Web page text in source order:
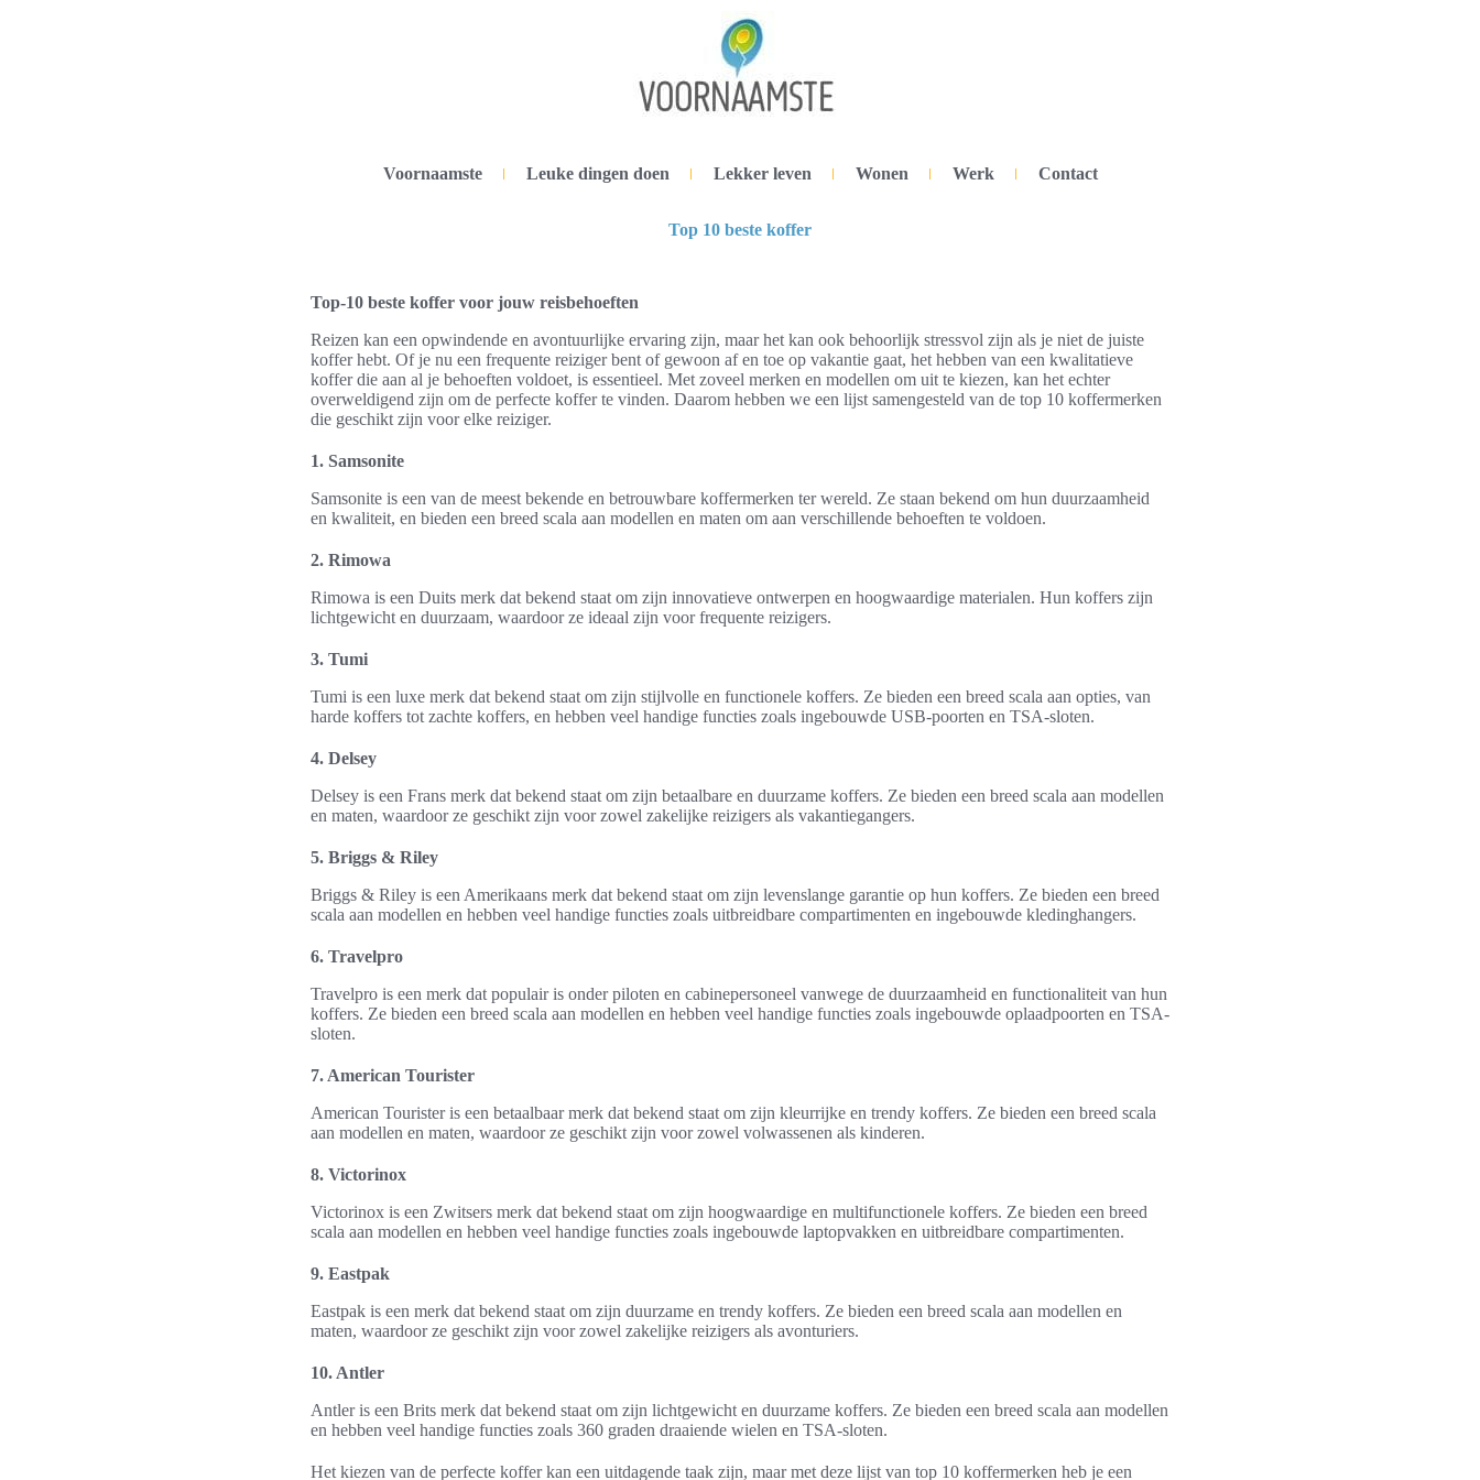
Voornaamste Leuke dingen doen Lekker leven Wonen Werk Contact
Top 10 beste koffer
Top-10 beste koffer voor jouw reisbehoeften
Reizen kan een opwindende en avontuurlijke ervaring zijn, maar het kan ook behoorlijk stressvol zijn als je niet de juiste
koffer hebt. Of je nu een frequente reiziger bent of gewoon af en toe op vakantie gaat, het hebben van een kwalitatieve
koffer die aan al je behoeften voldoet, is essentieel. Met zoveel merken en modellen om uit te kiezen, kan het echter
overweldigend zijn om de perfecte koffer te vinden. Daarom hebben we een lijst samengesteld van de top 10 koffermerken
die geschikt zijn voor elke reiziger.
1. Samsonite
Samsonite is een van de meest bekende en betrouwbare koffermerken ter wereld. Ze staan bekend om hun duurzaamheid
en kwaliteit, en bieden een breed scala aan modellen en maten om aan verschillende behoeften te voldoen.
2. Rimowa
Rimowa is een Duits merk dat bekend staat om zijn innovatieve ontwerpen en hoogwaardige materialen. Hun koffers zijn
lichtgewicht en duurzaam, waardoor ze ideaal zijn voor frequente reizigers.
3. Tumi
Tumi is een luxe merk dat bekend staat om zijn stijlvolle en functionele koffers. Ze bieden een breed scala aan opties, van
harde koffers tot zachte koffers, en hebben veel handige functies zoals ingebouwde USB-poorten en TSA-sloten.
4. Delsey
Delsey is een Frans merk dat bekend staat om zijn betaalbare en duurzame koffers. Ze bieden een breed scala aan modellen
en maten, waardoor ze geschikt zijn voor zowel zakelijke reizigers als vakantiegangers.
5. Briggs & Riley
Briggs & Riley is een Amerikaans merk dat bekend staat om zijn levenslange garantie op hun koffers. Ze bieden een breed
scala aan modellen en hebben veel handige functies zoals uitbreidbare compartimenten en ingebouwde kledinghangers.
6. Travelpro
Travelpro is een merk dat populair is onder piloten en cabinepersoneel vanwege de duurzaamheid en functionaliteit van hun
koffers. Ze bieden een breed scala aan modellen en hebben veel handige functies zoals ingebouwde oplaadpoorten en TSA-
sloten.
7. American Tourister
American Tourister is een betaalbaar merk dat bekend staat om zijn kleurrijke en trendy koffers. Ze bieden een breed scala
aan modellen en maten, waardoor ze geschikt zijn voor zowel volwassenen als kinderen.
8. Victorinox
Victorinox is een Zwitsers merk dat bekend staat om zijn hoogwaardige en multifunctionele koffers. Ze bieden een breed
scala aan modellen en hebben veel handige functies zoals ingebouwde laptopvakken en uitbreidbare compartimenten.
9. Eastpak
Eastpak is een merk dat bekend staat om zijn duurzame en trendy koffers. Ze bieden een breed scala aan modellen en
maten, waardoor ze geschikt zijn voor zowel zakelijke reizigers als avonturiers.
10. Antler
Antler is een Brits merk dat bekend staat om zijn lichtgewicht en duurzame koffers. Ze bieden een breed scala aan modellen
en hebben veel handige functies zoals 360 graden draaiende wielen en TSA-sloten.
Het kiezen van de perfecte koffer kan een uitdagende taak zijn, maar met deze lijst van top 10 koffermerken heb je een